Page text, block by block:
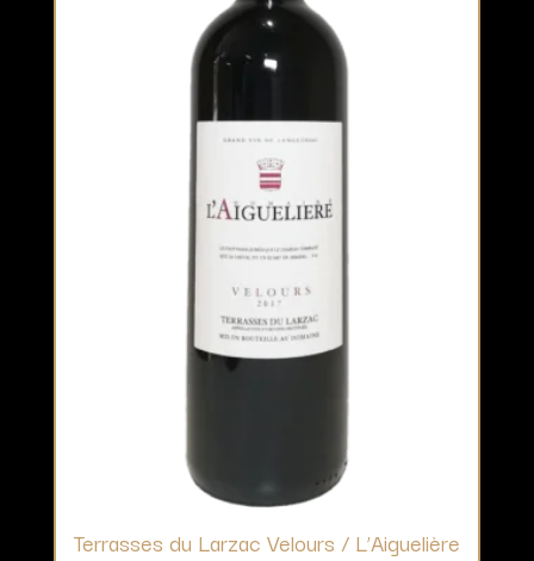
Terrasses du Larzac Velours / L’Aiguelière